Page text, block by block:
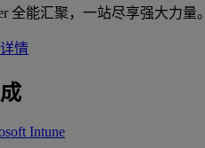
全能汇聚，一站尽享强大力量。
情
Intune